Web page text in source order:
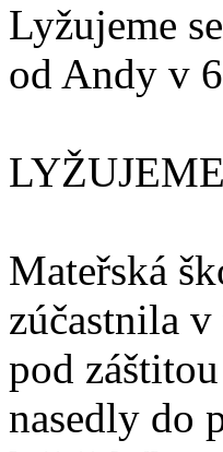
Lyžujeme
od Andy v
Mateřská
zúčastnila
pod
nasedly do